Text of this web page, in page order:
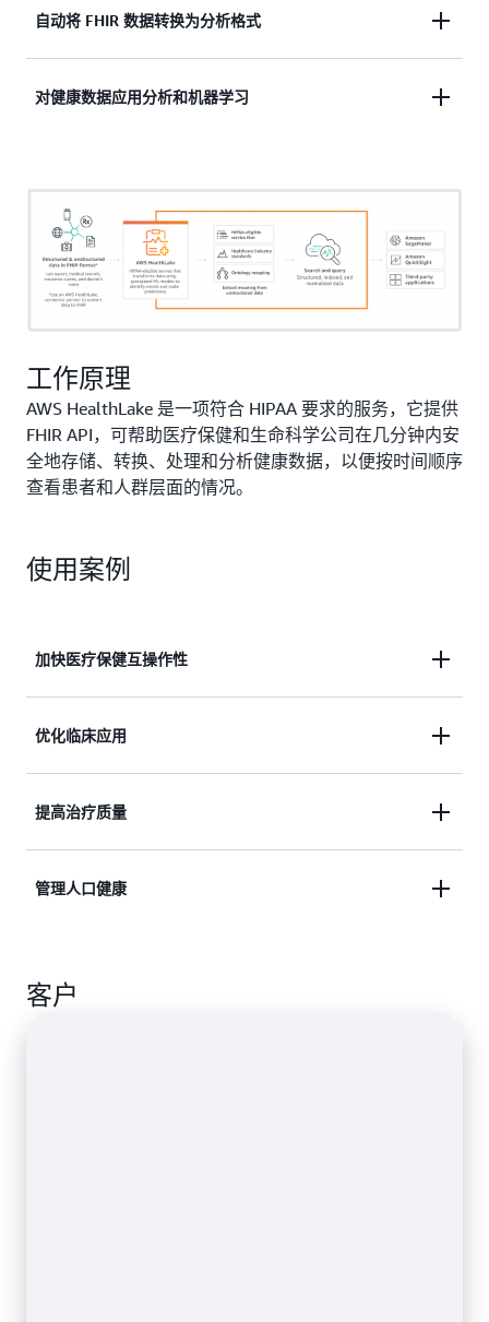
的 HealthLake 患者访问 API 和 Bulk FHIR API，满足
《21 世纪治愈法案》对患者访问和互操作性的要求
自动将 FHIR 数据转换为分析格式
SQL 查询 HealthLake FHIR 数据，并创建指标跟踪护
对健康数据应用分析和机器学习
工作原理
AWS HealthLake 是一项符合 HIPAA 要求的服务，它提供
FHIR API，可帮助医疗保健和生命科学公司在几分钟内安
全地存储、转换、处理和分析健康数据，以便按时间顺序
查看患者和人群层面的情况。
使用案例
加快医疗保健互操作性
通过完全托管的 FHIR 服务器，支持客户遵守《21 世
了解有关 FHIR 支持的更多信息
优化临床应用
利用 FHIR API 构建高效的事务处理应用程序，例如
了解有关临床应用程序的更多信息
提高治疗质量
确定缩小护理差距的机会，从纵向角度看待患者旅
了解有关预测疾病建模的更多信息
管理人口健康
势、预测结果和管理成本。
客户